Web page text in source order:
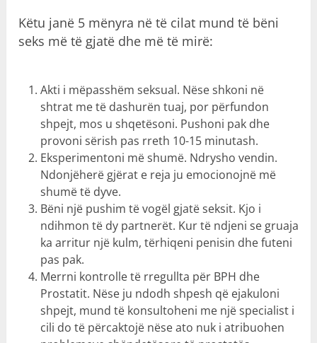
Këtu janë 5 mënyra në të cilat mund të bëni
seks më të gjatë dhe më të mirë:
Akti i mëpasshëm seksual. Nëse shkoni në
shtrat me të dashurën tuaj, por përfundon
shpejt, mos u shqetësoni. Pushoni pak dhe
provoni sërish pas rreth 10-15 minutash.
Eksperimentoni më shumë. Ndrysho vendin.
Ndonjëherë gjërat e reja ju emocionojnë më
shumë të dyve.
Bëni një pushim të vogël gjatë seksit. Kjo i
ndihmon të dy partnerët. Kur të ndjeni se gruaja
ka arritur një kulm, tërhiqeni penisin dhe futeni
pas pak.
Merrni kontrolle të rregullta për BPH dhe
Prostatit. Nëse ju ndodh shpesh që ejakuloni
shpejt, mund të konsultoheni me një specialist i
cili do të përcaktojë nëse ato nuk i atribuohen